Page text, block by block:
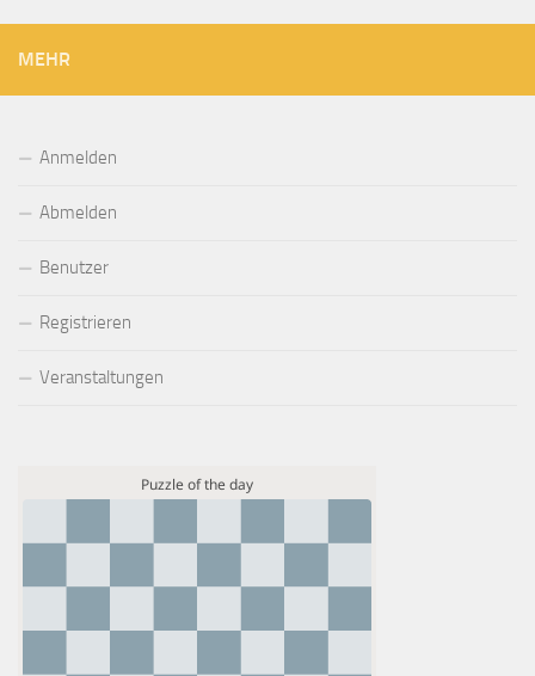
MEHR
Anmelden
Abmelden
Benutzer
Registrieren
Veranstaltungen